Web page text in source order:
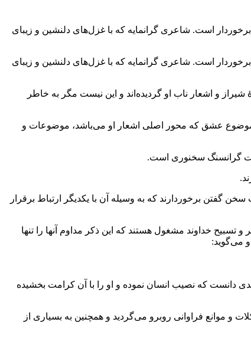
است. شاعری گرانمایه که با غزل‌های دلنشین و زیبای
است. شاعری گرانمایه که با غزل‌های دلنشین و زیبای
و اشعار ناب او گردیده‌اند و این نیست مگر به خاطر
موضوع عشق که محور اصلی اشعار او می‌باشد، موضوعات و
گرانسنگ سخنوری است.
گفتن برخوردارند که به وسیله آن با یکدیگر ارتباط برقرار
خداوند مشغول هستند که این ذکر مداوم آنها را تنها
می‌گوید:
دانست که نصیب انسان نموده و او را با آن کرامت بخشیده
و موانع فراوانی روبرو می‌گردید و همچنین به بسیاری از